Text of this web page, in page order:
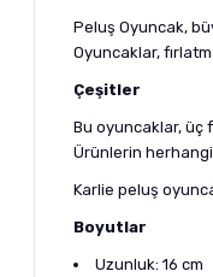
Peluş Oyuncak,
Oyuncaklar,
Çeşitler
Bu oyuncaklar, üç
Ürünlerin
Karlie peluş
Boyutlar
Uzunluk: 16 cm